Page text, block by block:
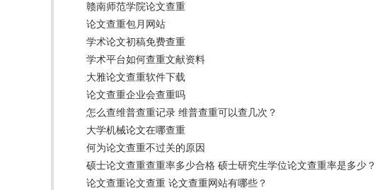
赣南师范学院论文查重
论文查重包月网站
学术论文初稿免费查重
学术平台如何查重文献资料
大雅论文查重软件下载
论文查重企业会查重吗
怎么查维普查重记录 维普查重可以查几次？
大学机械论文在哪查重
何为论文查重不过关的原因
硕士论文查重查重率多少合格 硕士研究生学位论文查重率是多少？
论文查重论文查重 论文查重网站有哪些？